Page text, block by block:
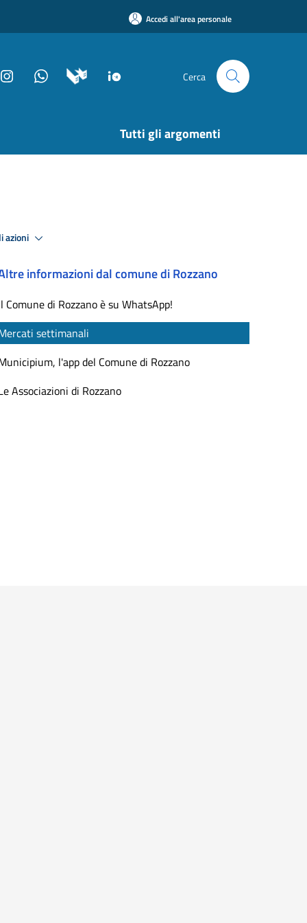
Accedi all'area personale
Cerca
Tutti gli argomenti
azioni
informazioni dal comune di Rozzano
Comune di Rozzano è su WhatsApp!
settimanali
l'app del Comune di Rozzano
Associazioni di Rozzano